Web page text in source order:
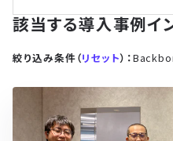
該当する導入事例イ
絞り込み条件（リセット）：